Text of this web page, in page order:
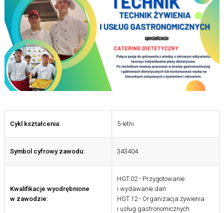
Cykl kształcenia: 5-letni
Symbol cyfrowy zawodu: 343404
Kwalifikacje wyodrębnione
w zawodzie:
HGT.02 - Przygotowanie
i wydawanie dań
HGT.12 - Organizacja żywienia
i usług gastronomicznych